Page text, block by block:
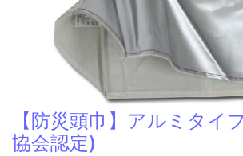
【防災頭巾】アルミタイ
協会認定)